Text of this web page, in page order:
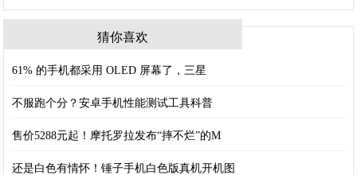
猜你喜欢
61% 的手机都采用 OLED 屏幕了，三星
不服跑个分？安卓手机性能测试工具科普
售价5288元起！摩托罗拉发布“摔不烂”的M
还是白色有情怀！锤子手机白色版真机开机图